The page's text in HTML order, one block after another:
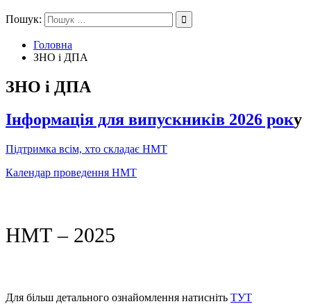
Пошук:
Головна
ЗНО і ДПА
ЗНО і ДПА
Інформація для випускників 2026 року
Підтримка всім, хто складає НМТ
Календар проведення НМТ
НМТ – 2025
Для більш детального ознайомлення натисніть ТУТ